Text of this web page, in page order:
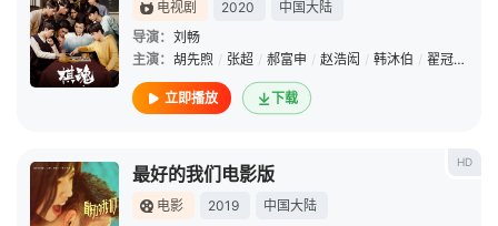
电视剧 2020
中国大陆
导演： 刘畅
主演： 胡先煦 / 张超 / 郝富申 / 赵浩闳 / 韩沐伯 / 翟冠华
立即播放 下载
HD
最好的我们电影版
电影 2019
中国大陆